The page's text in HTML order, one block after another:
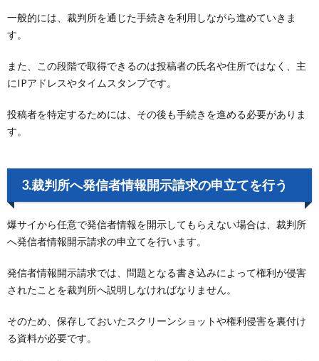
一般的には、裁判所を通じた手続きを利用しながら進めていきま
す。
また、この段階で取得できるのは投稿者の氏名や住所ではなく、主
にIPアドレスやタイムスタンプです。
投稿者を特定するためには、その後も手続きを進める必要がありま
す。
3.裁判所へ発信者情報開示請求の申立てを行う
爆サイから任意で発信者情報を開示してもらえない場合は、裁判所
へ発信者情報開示請求の申立てを行います。
発信者情報開示請求では、問題となる書き込みによって権利が侵害
されたことを裁判所へ説明しなければなりません。
そのため、保存しておいたスクリーンショットや権利侵害を裏付け
る資料が必要です。